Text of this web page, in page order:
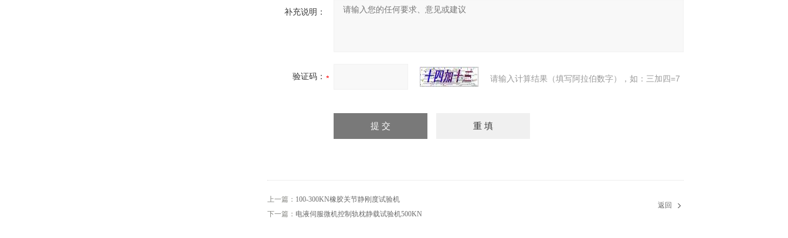
补充说明：
验证码： 请输入计算结果（填写阿拉伯数字），如：三加四=7
上一篇： 100-300KN橡胶关节静刚度试验机
下一篇： 电液伺服微机控制轨枕静载试验机500KN
返回